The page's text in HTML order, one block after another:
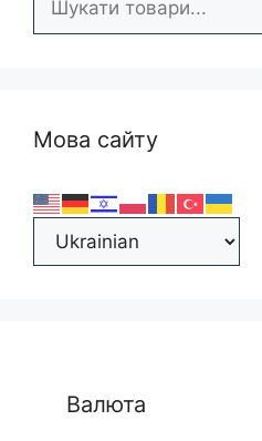
Мова сайту
Валюта